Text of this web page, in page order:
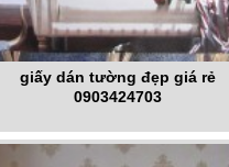
giấy dán tường đẹp giá rẻ
0903424703